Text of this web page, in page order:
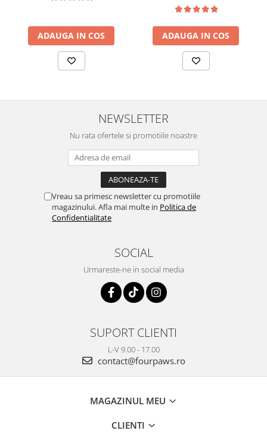
ADAUGA IN COS ADAUGA IN COS
NEWSLETTER
Nu rata ofertele si promotiile noastre
Vreau sa primesc newsletter cu promotiile
magazinului. Afla mai multe in Politica de
Confidentialitate
SOCIAL
Urmareste-ne in social media
SUPORT CLIENTI
L-V 9.00 - 17.00
contact@fourpaws.ro
MAGAZINUL MEU
CLIENTI